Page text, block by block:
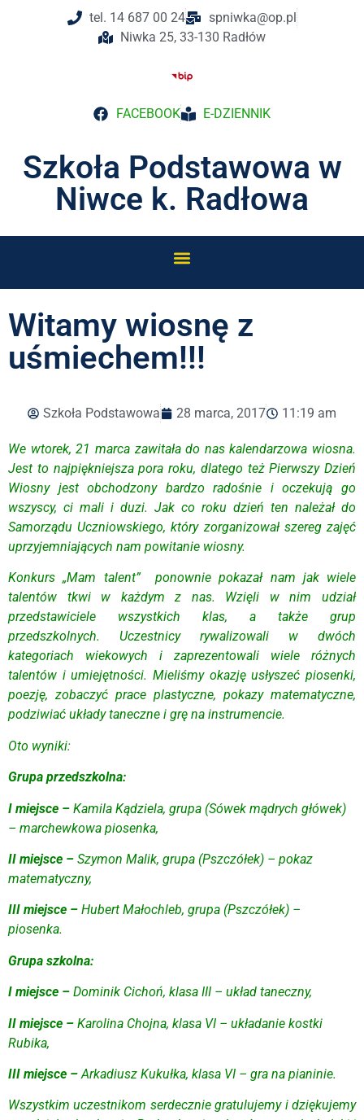
tel. 14 687 00 24
spniwka@op.pl
Niwka 25, 33-130 Radłów
FACEBOOK E-DZIENNIK
Szkoła Podstawowa w
Niwce k. Radłowa
Witamy wiosnę z
uśmiechem!!!
Szkoła Podstawowa 28 marca, 2017 11:19 am
We wtorek, 21 marca zawitała do nas kalendarzowa wiosna.
Jest to najpiękniejsza pora roku, dlatego też Pierwszy Dzień
Wiosny jest obchodzony bardzo radośnie i oczekują go
wszyscy, ci mali i duzi. Jak co roku dzień ten należał do
Samorządu Uczniowskiego, który zorganizował szereg zajęć
uprzyjemniających nam powitanie wiosny.
Konkurs „Mam talent” ponownie pokazał nam jak wiele
talentów tkwi w każdym z nas. Wzięli w nim udział
przedstawiciele wszystkich klas, a także grup
przedszkolnych. Uczestnicy rywalizowali w dwóch
kategoriach wiekowych i zaprezentowali wiele różnych
talentów i umiejętności. Mieliśmy okazję usłyszeć piosenki,
poezję, zobaczyć prace plastyczne, pokazy matematyczne,
podziwiać układy taneczne i grę na instrumencie.
Oto wyniki:
Grupa przedszkolna:
I miejsce – Kamila Kądziela, grupa (Sówek mądrych główek)
– marchewkowa piosenka,
II miejsce – Szymon Malik, grupa (Pszczółek) – pokaz
matematyczny,
III miejsce – Hubert Małochleb, grupa (Pszczółek) –
piosenka.
Grupa szkolna:
I miejsce – Dominik Cichoń, klasa III – układ taneczny,
II miejsce – Karolina Chojna, klasa VI – układanie kostki
Rubika,
III miejsce –Arkadiusz Kukułka, klasa VI – gra na pianinie.
Wszystkim uczestnikom serdecznie gratulujemy i dziękujemy